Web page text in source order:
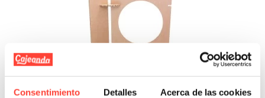
Consentimiento Detalles Acerca de las cookies